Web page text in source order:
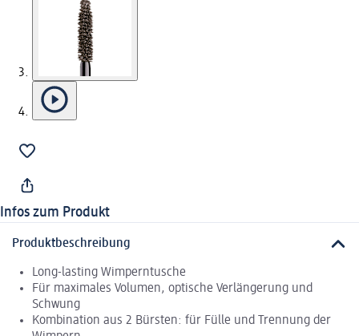
Infos zum Produkt
Produktbeschreibung
Long-lasting Wimperntusche
Für maximales Volumen, optische Verlängerung und
Schwung
Kombination aus 2 Bürsten: für Fülle und Trennung der